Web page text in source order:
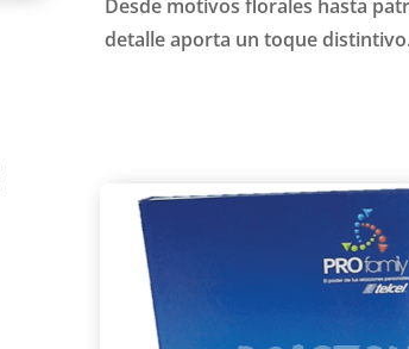
Desde motivos florales hasta
detalle aporta un toque